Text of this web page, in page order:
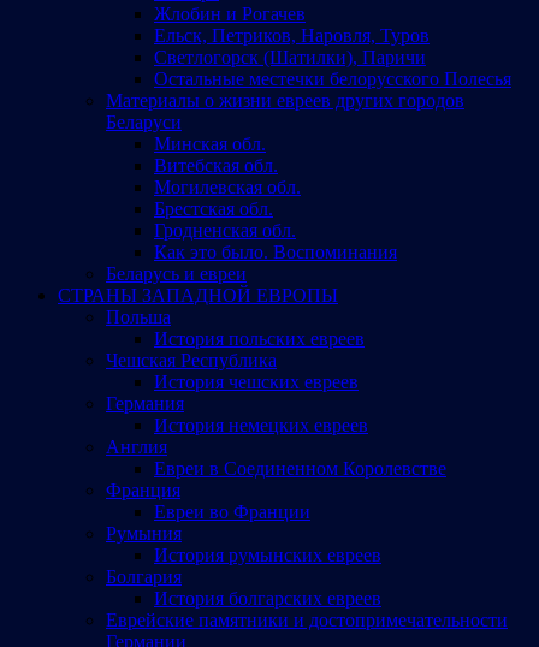
Жлобин и Рогачев
Ельск, Петриков, Наровля, Туров
Светлогорск (Шатилки), Паричи
Остальные местечки белорусского Полесья
Материалы о жизни евреев других городов
Беларуси
Минская обл.
Витебская обл.
Могилевская обл.
Брестская обл.
Гродненская обл.
Как это было. Воспоминания
Беларусь и евреи
СТРАНЫ ЗАПАДНОЙ ЕВРОПЫ
Польша
История польских евреев
Чешская Республика
История чешских евреев
Германия
История немецких евреев
Англия
Евреи в Соединенном Королевстве
Франция
Евреи во Франции
Румыния
История румынских евреев
Болгария
История болгарских евреев
Еврейские памятники и достопримечательности
Германии